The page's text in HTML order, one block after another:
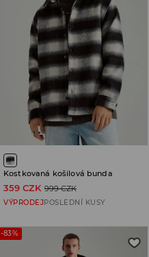
Kostkovaná košilová bunda
359 CZK 999 CZK
VÝPRODEJPOSLEDNÍ KUSY
-83%